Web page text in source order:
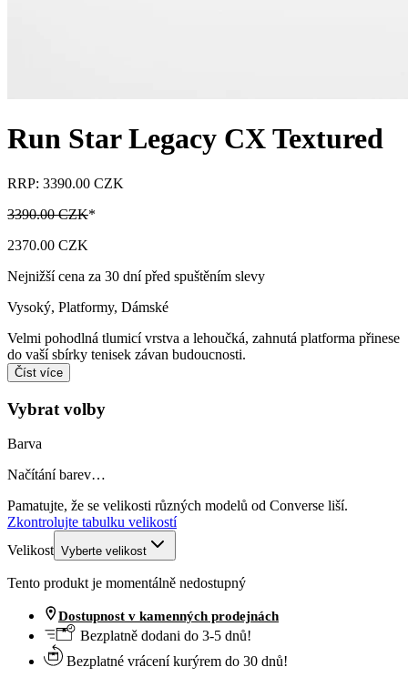
Run Star Legacy CX Textured
RRP: 3390.00 CZK
3390.00 CZK*
2370.00 CZK
Nejnižší cena za 30 dní před spuštěním slevy
Vysoký, Platformy, Dámské
Velmi pohodlná tlumicí vrstva a lehoučká, zahnutá platforma přinese
do vaší sbírky tenisek závan budoucnosti.
Číst více
Vybrat volby
Barva
Načítání barev…
Pamatujte, že se velikosti různých modelů od Converse liší.
Zkontrolujte tabulku velikostí
Velikost Vyberte velikost
Tento produkt je momentálně nedostupný
Dostupnost v kamenných prodejnách
Bezplatně dodani do 3-5 dnů!
Bezplatné vrácení kurýrem do 30 dnů!